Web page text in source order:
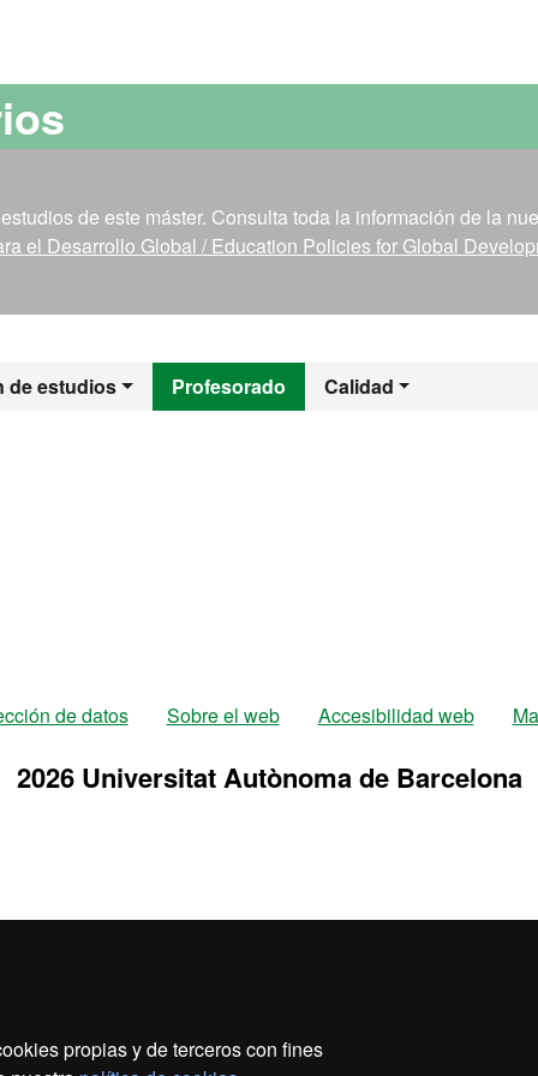
propias y de terceros con fines
de este máster. Consulta toda la información de la
el Desarrollo Global / Education Policies for Global
de estudios Profesorado Calidad
- Erasmus
de datos Sobre el web Accesibilidad web
2026 Universitat Autònoma de Barcelona